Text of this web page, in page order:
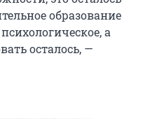
образование
а
осталось, —